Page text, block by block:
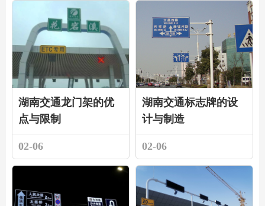
湖南交通龙门架的优
点与限制
02-06
湖南交通标志牌的设
计与制造
02-06